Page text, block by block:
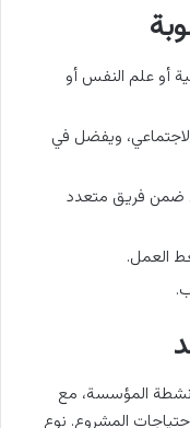
أو علم النفس أو
ويفضل في
ضمن فريق متعدد
العمل.
المؤسسة، مع
المشروع. نوع